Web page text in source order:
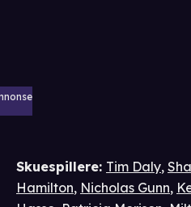
Skuespillere: Tim Daly,
Hamilton, Nicholas Gunn,